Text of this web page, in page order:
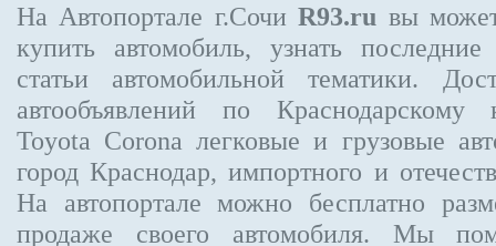
На Автопортале г.СочиR93.ru вы
купить автомобиль, узнать
статьи автомобильной тематики.
автообъявлений по
Toyota Corona легковые и грузовые
город Краснодар, импортного и
На автопортале можно бесплатно
продаже своего автомобиля. Мы